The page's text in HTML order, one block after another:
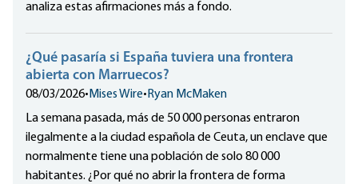
analiza estas afirmaciones más a fondo.
¿Qué pasaría si España tuviera una frontera
abierta con Marruecos?
08/03/2026• Mises Wire• Ryan McMaken
La semana pasada, más de 50 000 personas entraron
ilegalmente a la ciudad española de Ceuta, un enclave que
normalmente tiene una población de solo 80 000
habitantes. ¿Por qué no abrir la frontera de forma